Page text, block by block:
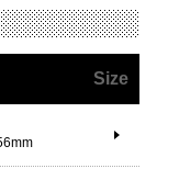
Size